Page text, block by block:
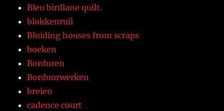
Bleu birdlane quilt.
blokkenruil
Bluiding houses from scraps
boeken
Borduren
Borduurwerken
breien
cadence court